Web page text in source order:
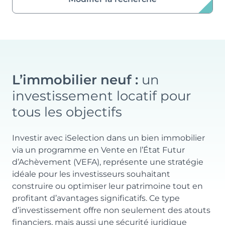
L’immobilier neuf : un
investissement locatif pour
tous les objectifs
Investir avec iSelection dans un bien immobilier
via un programme en Vente en l’État Futur
d’Achèvement (VEFA), représente une stratégie
idéale pour les investisseurs souhaitant
construire ou optimiser leur patrimoine tout en
profitant d’avantages significatifs. Ce type
d’investissement offre non seulement des atouts
financiers, mais aussi une sécurité juridique